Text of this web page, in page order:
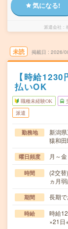
気になる!
派遣会社
未読 掲載日 2026/
【時給
払いOK
職種未経験OK
派遣
勤務地
新潟
猿和
曜日頻度 月～金
時間
(2交
ヵ月
期間 長期
時給
時給
×21日